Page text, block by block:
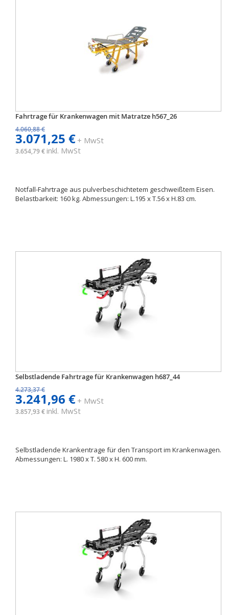
Fahrtrage für Krankenwagen mit Matratze h567_26
4.060,88 €
3.071,25 €+ MwSt
3.654,79 € inkl. MwSt
Notfall-Fahrtrage aus pulverbeschichtetem geschweißtem Eisen.
Belastbarkeit: 160 kg. Abmessungen: L.195 x T.56 x H.83 cm.
Selbstladende Fahrtrage für Krankenwagen h687_44
4.273,37 €
3.241,96 €+ MwSt
3.857,93 € inkl. MwSt
Selbstladende Krankentrage für den Transport im Krankenwagen.
Abmessungen: L. 1980 x T. 580 x H. 600 mm.